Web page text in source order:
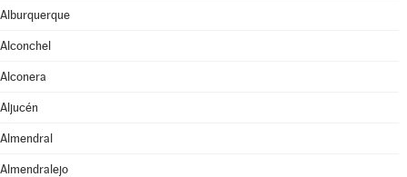
Alburquerque
Alconchel
Alconera
Aljucén
Almendral
Almendralejo